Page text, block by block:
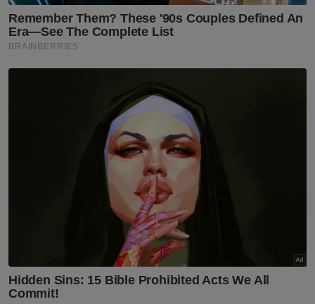
Bersatu, Datuk Seri Saifuddin Abdullah
menegaskan bahawa isu ketidakhadiran
beberapa bahagian dalam Persidangan
Berita Telus & Tulus menerusi E-Mel setiap